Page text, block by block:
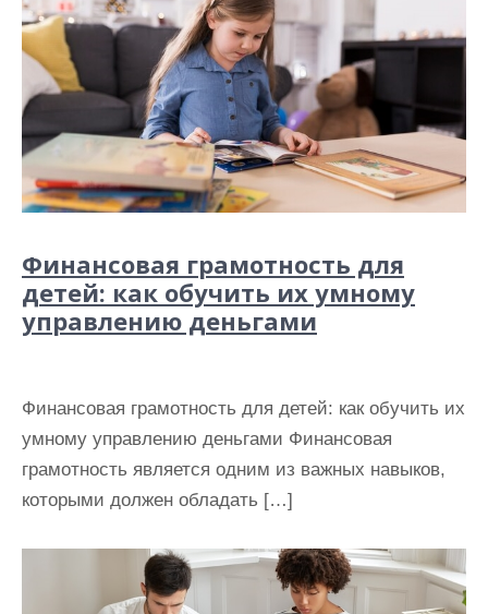
Финансовая грамотность для
детей: как обучить их умному
управлению деньгами
Финансовая грамотность для детей: как обучить их
умному управлению деньгами Финансовая
грамотность является одним из важных навыков,
которыми должен обладать […]